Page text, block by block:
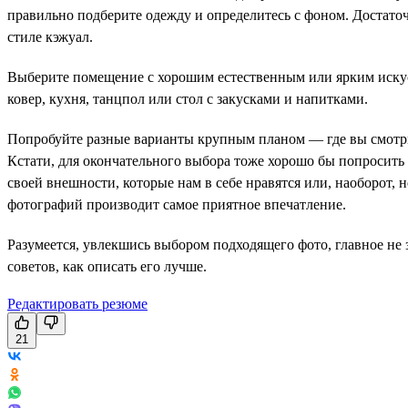
правильно подберите одежду и определитесь с фоном.
стиле кэжуал.
Выберите помещение с хорошим естественным или ярким
ковер, кухня, танцпол или стол с закусками и напитками.
Попробуйте разные варианты крупным планом — где вы
Кстати, для окончательного выбора тоже хорошо бы
своей внешности, которые нам в себе нравятся или, наоборот,
фотографий производит самое приятное впечатление.
Разумеется, увлекшись выбором подходящего фото, главное
советов, как описать его лучше.
Редактировать резюме
21